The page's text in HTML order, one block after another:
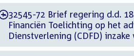
-32545-72 Brief regering d.d.
Financiën Toelichting op het
Dienstverlening (CDFD)